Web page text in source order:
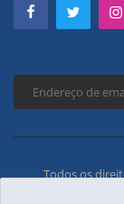
Todos os